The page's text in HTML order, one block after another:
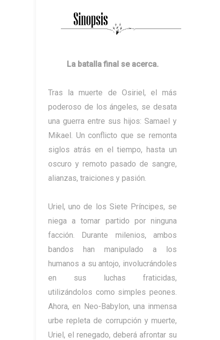
La batalla final se acerca.
Tras la muerte de Osiriel, el más
poderoso de los ángeles, se desata
una guerra entre sus hijos: Samael y
Mikael. Un conflicto que se remonta
siglos atrás en el tiempo, hasta un
oscuro y remoto pasado de sangre,
alianzas, traiciones y pasión.
Uriel, uno de los Siete Príncipes, se
niega a tomar partido por ninguna
facción. Durante milenios, ambos
bandos han manipulado a los
humanos a su antojo, involucrándoles
en sus luchas fraticidas,
utilizándolos como simples peones.
Ahora, en Neo-Babylon, una inmensa
urbe repleta de corrupción y muerte,
Uriel, el renegado, deberá afrontar su